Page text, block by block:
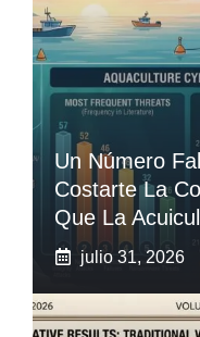
Un Número
Costarte La
Que La
julio 31, 2026